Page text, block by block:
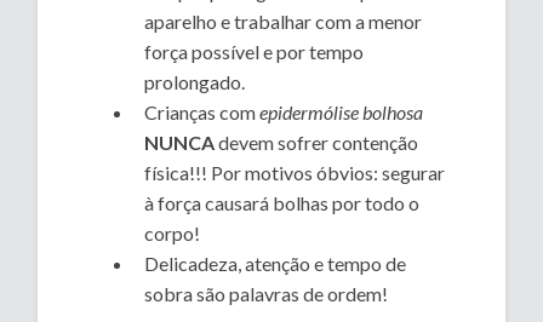
aparelho e trabalhar com a menor
força possível e por tempo
prolongado.
Crianças comepidermólise bolhosa
NUNCAdevem sofrer contenção
física!!! Por motivos óbvios: segurar
à força causará bolhas por todo o
corpo!
Delicadeza, atenção e tempo de
sobra são palavras de ordem!